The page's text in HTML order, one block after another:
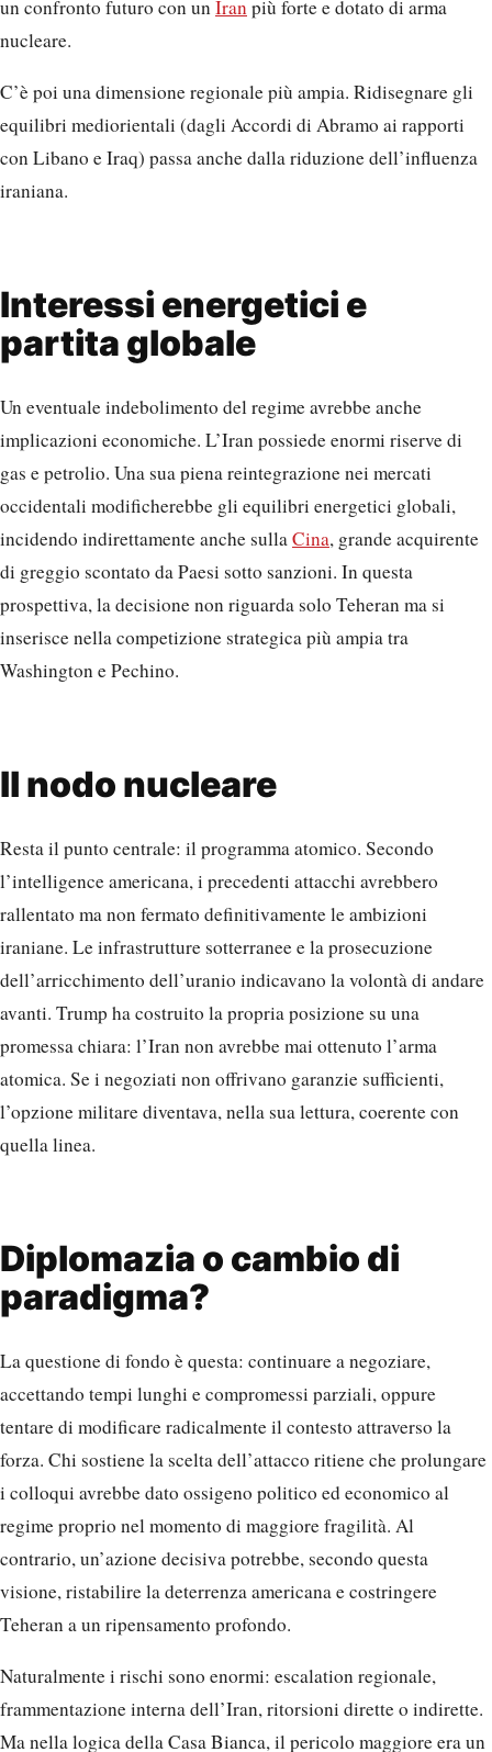
un confronto futuro con unIranpiù forte e dotato di arma
nucleare.
C’è poi una dimensione regionale più ampia. Ridisegnare gli
equilibri mediorientali (dagli Accordi di Abramo ai rapporti
con Libano e Iraq) passa anche dalla riduzione dell’influenza
iraniana.
Interessi energetici e
partita globale
Un eventuale indebolimento del regime avrebbe anche
implicazioni economiche. L’Iran possiede enormi riserve di
gas e petrolio. Una sua piena reintegrazione nei mercati
occidentali modificherebbe gli equilibri energetici globali,
incidendo indirettamente anche sullaCina, grande acquirente
di greggio scontato da Paesi sotto sanzioni. In questa
prospettiva, la decisione non riguarda solo Teheran ma si
inserisce nella competizione strategica più ampia tra
Washington e Pechino.
Il nodo nucleare
Resta il punto centrale: il programma atomico. Secondo
l’intelligence americana, i precedenti attacchi avrebbero
rallentato ma non fermato definitivamente le ambizioni
iraniane. Le infrastrutture sotterranee e la prosecuzione
dell’arricchimento dell’uranio indicavano la volontà di andare
avanti. Trump ha costruito la propria posizione su una
promessa chiara: l’Iran non avrebbe mai ottenuto l’arma
atomica. Se i negoziati non offrivano garanzie sufficienti,
l’opzione militare diventava, nella sua lettura, coerente con
quella linea.
Diplomazia o cambio di
paradigma?
La questione di fondo è questa: continuare a negoziare,
accettando tempi lunghi e compromessi parziali, oppure
tentare di modificare radicalmente il contesto attraverso la
forza. Chi sostiene la scelta dell’attacco ritiene che prolungare
i colloqui avrebbe dato ossigeno politico ed economico al
regime proprio nel momento di maggiore fragilità. Al
contrario, un’azione decisiva potrebbe, secondo questa
visione, ristabilire la deterrenza americana e costringere
Teheran a un ripensamento profondo.
Naturalmente i rischi sono enormi: escalation regionale,
frammentazione interna dell’Iran, ritorsioni dirette o indirette.
Ma nella logica della Casa Bianca, il pericolo maggiore era un